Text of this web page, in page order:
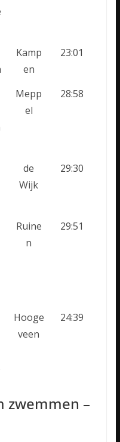
Kamp
en
23:01
Mepp
el
28:58
de
Wijk
29:30
Ruine
n
29:51
Hooge
veen
24:39
zwemmen –